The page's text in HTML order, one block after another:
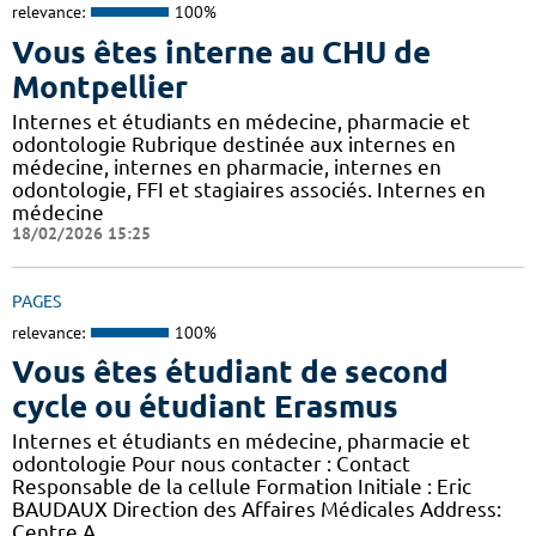
relevance: 100%
Vous êtes interne au CHU de
Montpellier
Internes et étudiants en médecine, pharmacie et
odontologie Rubrique destinée aux internes en
médecine, internes en pharmacie, internes en
odontologie, FFI et stagiaires associés. Internes en
médecine
18/02/2026 15:25
PAGES
relevance: 100%
Vous êtes étudiant de second
cycle ou étudiant Erasmus
Internes et étudiants en médecine, pharmacie et
odontologie Pour nous contacter : Contact
Responsable de la cellule Formation Initiale : Eric
BAUDAUX Direction des Affaires Médicales Address: